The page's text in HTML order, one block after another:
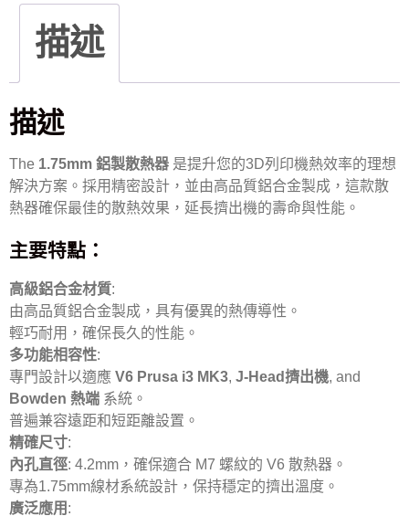
描述
描述
The 1.75mm 鋁製散熱器 是提升您的3D列印機熱效率的理想
解決方案。採用精密設計，並由高品質鋁合金製成，這款散
熱器確保最佳的散熱效果，延長擠出機的壽命與性能。
主要特點：
高級鋁合金材質:
由高品質鋁合金製成，具有優異的熱傳導性。
輕巧耐用，確保長久的性能。
多功能相容性:
專門設計以適應 V6 Prusa i3 MK3, J-Head擠出機, and
Bowden 熱端 系統。
普遍兼容遠距和短距離設置。
精確尺寸:
內孔直徑: 4.2mm，確保適合 M7 螺紋的 V6 散熱器。
專為1.75mm線材系統設計，保持穩定的擠出溫度。
廣泛應用 :